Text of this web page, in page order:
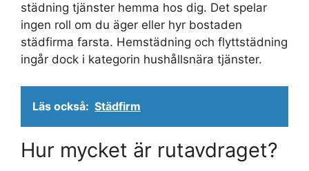
städning tjänster hemma hos dig. Det spelar
ingen roll om du äger eller hyr bostaden
städfirma farsta. Hemstädning och flyttstädning
ingår dock i kategorin hushållsnära tjänster.
Läs också: Städfirm
Hur mycket är rutavdraget?